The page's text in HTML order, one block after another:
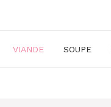
VIANDE SOUPE